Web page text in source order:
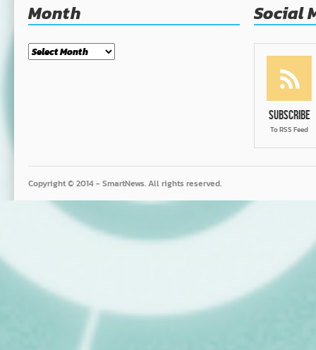
Month
Month
Social
Subscribe
To RSS Feed
Copyright © 2014 - SmartNews. All rights reserved.